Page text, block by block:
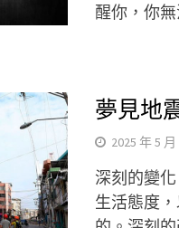
醒你，你
夢見地
2025 年 5 月
深刻的變
生活態度